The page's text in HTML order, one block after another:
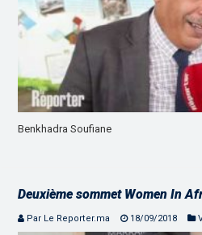
Benkhadra Soufiane
Deuxième sommet Women In
Par Le Reporter.ma 18/09/2018